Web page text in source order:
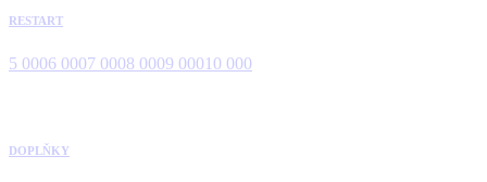
RESTART
5 0006 0007 0008 0009 00010 000
DOPLŇKY